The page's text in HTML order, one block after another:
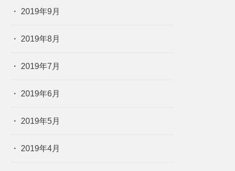
2019年9月
2019年8月
2019年7月
2019年6月
2019年5月
2019年4月